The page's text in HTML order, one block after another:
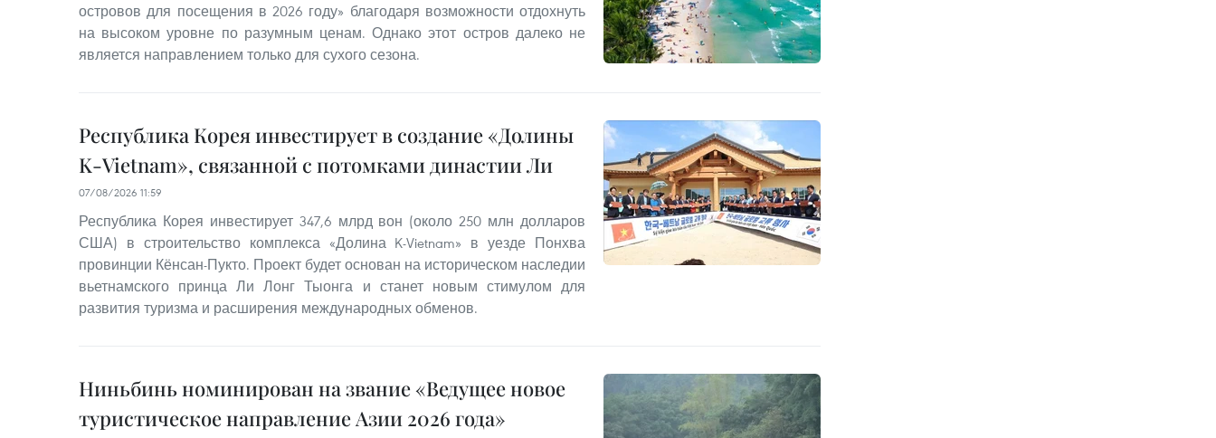
островов для посещения в 2026 году» благодаря возможности отдохнуть
на высоком уровне по разумным ценам. Однако этот остров далеко не
является направлением только для сухого сезона.
Республика Корея инвестирует в создание «Долины
K-Vietnam», связанной с потомками династии Ли
07/08/2026 11:59
Республика Корея инвестирует 347,6 млрд вон (около 250 млн долларов
США) в строительство комплекса «Долина K-Vietnam» в уезде Понхва
провинции Кёнсан-Пукто. Проект будет основан на историческом наследии
вьетнамского принца Ли Лонг Тыонга и станет новым стимулом для
развития туризма и расширения международных обменов.
Ниньбинь номинирован на звание «Ведущее новое
туристическое направление Азии 2026 года»